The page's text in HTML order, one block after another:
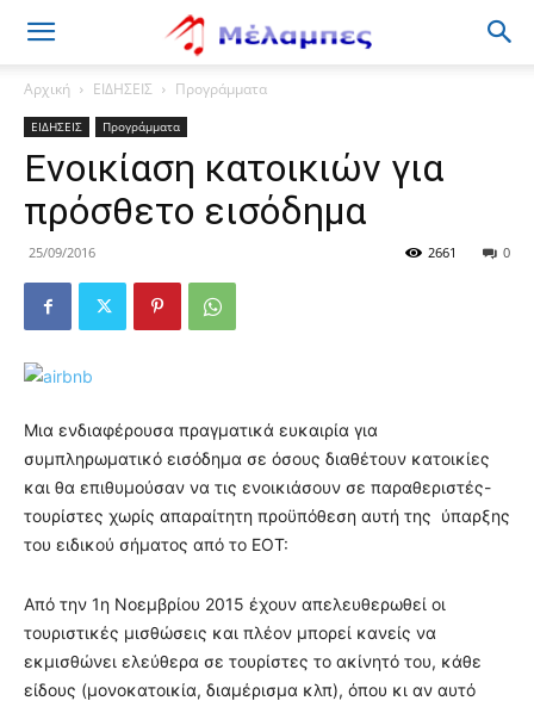
Μέλαμπες
Αρχική ΕΙΔΗΣΕΙΣ Προγράμματα
ΕΙΔΗΣΕΙΣ Προγράμματα
Ενοικίαση κατοικιών για
πρόσθετο εισόδημα
25/09/2016 0
2661
Μια ενδιαφέρουσα πραγματικά ευκαιρία για
συμπληρωματικό εισόδημα σε όσους διαθέτουν κατοικίες
και θα επιθυμούσαν να τις ενοικιάσουν σε παραθεριστές-
τουρίστες χωρίς απαραίτητη προϋπόθεση αυτή της ύπαρξης
του ειδικού σήματος από το ΕΟΤ:
Από την 1η Νοεμβρίου 2015 έχουν απελευθερωθεί οι
τουριστικές μισθώσεις και πλέον μπορεί κανείς να
εκμισθώνει ελεύθερα σε τουρίστες το ακίνητό του, κάθε
είδους (μονοκατοικία, διαμέρισμα κλπ), όπου κι αν αυτό